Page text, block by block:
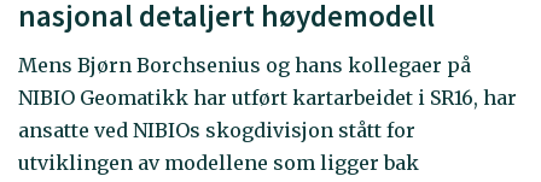
nasjonal detaljert høydemodell
Mens Bjørn Borchsenius og hans kollegaer på
NIBIO Geomatikk har utført kartarbeidet i SR16, har
ansatte ved NIBIOs skogdivisjon stått for
utviklingen av modellene som ligger bak